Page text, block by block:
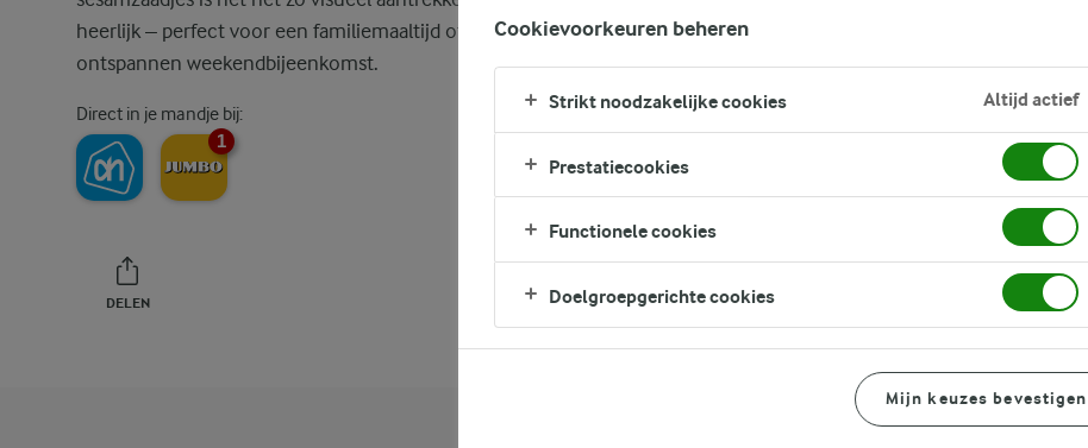
heerlijk – perfect voor een familiemaaltijd of een
ontspannen weekendbijeenkomst.
Direct in je mandje bij:
1
DELEN PRINT
Cookievoorkeuren beheren
Strikt noodzakelijke cookies Altijd actief
Prestatiecookies
Functionele cookies
Doelgroepgerichte cookies
Mijn keuzes bevestigen